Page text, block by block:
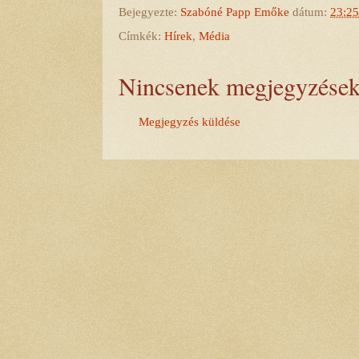
Bejegyezte: Szabóné Papp Emőke dátum: 23:25
Címkék: Hírek, Média
Nincsenek
Megjegyzés küldése